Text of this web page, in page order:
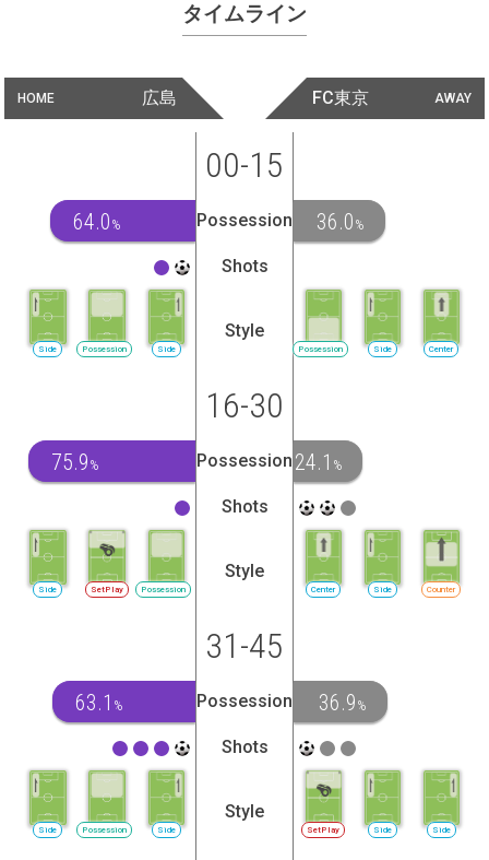
タイムライン
HOME 広島 AWAY
FC東京
00-15
64.0 % Possession 36.0 %
Shots
Side
Possession
Side
Style
Possession Side Center
16-30
75.9 % Possession 24.1 %
Shots
Possession
SetPlay
Side
Style
Center Side Counter
31-45
63.1 % Possession 36.9 %
Shots
Side
Possession
Side
Style
SetPlay Side Side